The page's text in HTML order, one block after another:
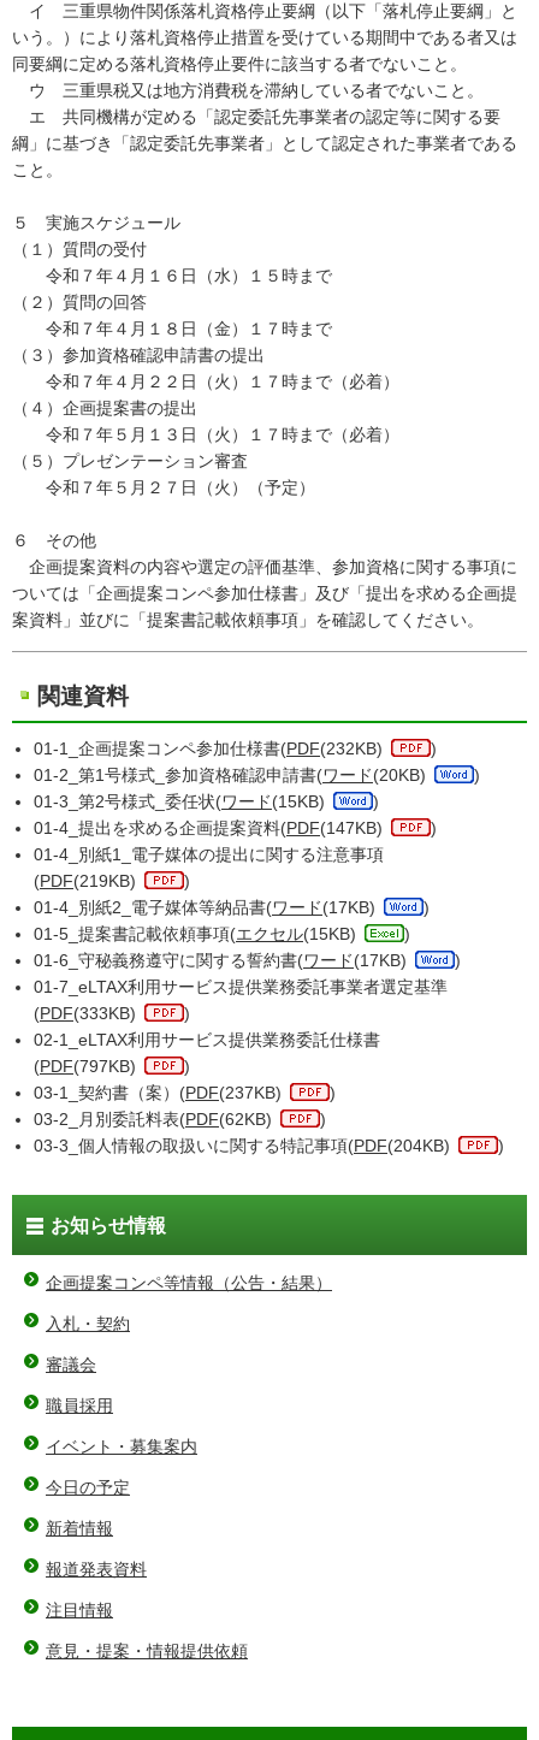
イ 三重県物件関係落札資格停止要綱（以下「落札停止要綱」と
いう。）により落札資格停止措置を受けている期間中である者又は
同要綱に定める落札資格停止要件に該当する者でないこと。
ウ 三重県税又は地方消費税を滞納している者でないこと。
エ 共同機構が定める「認定委託先事業者の認定等に関する要
綱」に基づき「認定委託先事業者」として認定された事業者である
こと。
５ 実施スケジュール
（１）質問の受付
令和７年４月１６日（水）１５時まで
（２）質問の回答
令和７年４月１８日（金）１７時まで
（３）参加資格確認申請書の提出
令和７年４月２２日（火）１７時まで（必着）
（４）企画提案書の提出
令和７年５月１３日（火）１７時まで（必着）
（５）プレゼンテーション審査
令和７年５月２７日（火）（予定）
６ その他
企画提案資料の内容や選定の評価基準、参加資格に関する事項に
ついては「企画提案コンペ参加仕様書」及び「提出を求める企画提
案資料」並びに「提案書記載依頼事項」を確認してください。
関連資料
01-1_企画提案コンペ参加仕様書(PDF(232KB)
)
01-2_第1号様式_参加資格確認申請書(ワード(20KB)
)
01-3_第2号様式_委任状(ワード(15KB)
)
01-4_提出を求める企画提案資料(PDF(147KB)
)
01-4_別紙1_電子媒体の提出に関する注意事項
(PDF(219KB)
)
01-4_別紙2_電子媒体等納品書(ワード(17KB)
)
01-5_提案書記載依頼事項(エクセル(15KB)
)
01-6_守秘義務遵守に関する誓約書(ワード(17KB)
)
01-7_eLTAX利用サービス提供業務委託事業者選定基準
(PDF(333KB)
)
02-1_eLTAX利用サービス提供業務委託仕様書
(PDF(797KB)
)
03-1_契約書（案）(PDF(237KB)
)
03-2_月別委託料表(PDF(62KB)
)
03-3_個人情報の取扱いに関する特記事項(PDF(204KB) )
お知らせ情報
企画提案コンペ等情報（公告・結果）
入札・契約
審議会
職員採用
イベント・募集案内
今日の予定
新着情報
報道発表資料
注目情報
意見・提案・情報提供依頼